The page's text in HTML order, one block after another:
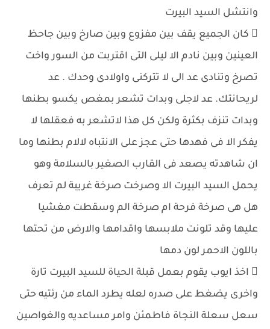
وانتشل السيد البيرت
 كان الجميع يقف بين مفزوع وبين صارخ وبين جاحظ
العينين وبين نادم الا ليلى التى اقتربت من السور واخت
تصرخ وتنادى عد الى لا تتركنى واولادى وحدك . عد
لريحانتك. عد لاجلى وبدات تشعر بمغص يكسو بطنها
وبدات تنزف بكثرة ولكن كل هذا لاتشعر به فعقلها لا
يفكر الا فى فهدها حتى عجز على الانتباه لالام بطنها وما
ان شاهدته يصعد فى القارب الصغير بالسلامة وهو
يحمل السيد البيرت الا وصرخت صرخة غريبة لم تعرف
هل هى صرخة فرحة ام صرخة الم وسقطت مغشيا
عليها وقد تلونت ملابسها واقدامها والارض من تحتها
باللون الاحمر لون دمها
 اخذ ايوب يقوم بعمل قبلة الحياة للسيد البيرت تارة
واخرى يضغط على صدره لعله يطرد الماء من رئتيه حتى
سعل سعلة النجاة فاطمئن وامر مساعديه والغواصين